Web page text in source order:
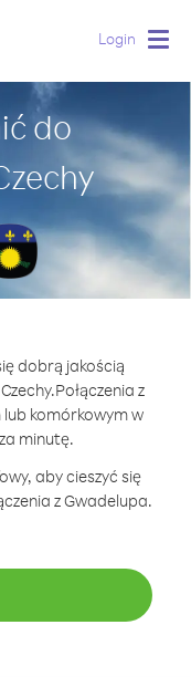
Login
do
dobrą jakością
Połączenia z
komórkowym w
minutę.
aby cieszyć się
z Gwadelupa.